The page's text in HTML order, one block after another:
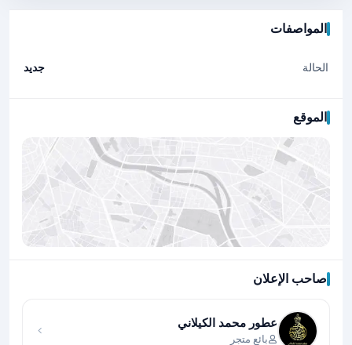
المواصفات
الحالة جديد
الموقع
صاحب الإعلان
عطور محمد الكيلاني
بائع متجر